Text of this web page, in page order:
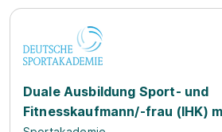
Duale Ausbildung Sport- und
Fitnesskaufmann/-frau (IHK)